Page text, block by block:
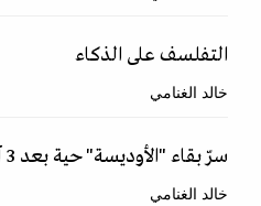
التفلسف على الذكاء
خالد الغنامي
سرّ بقاء "الأوديسة" حية بعد 3 آلاف عام
خالد الغنامي